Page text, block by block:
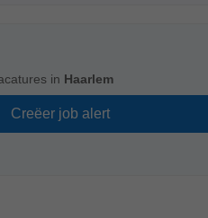
in Haarlem